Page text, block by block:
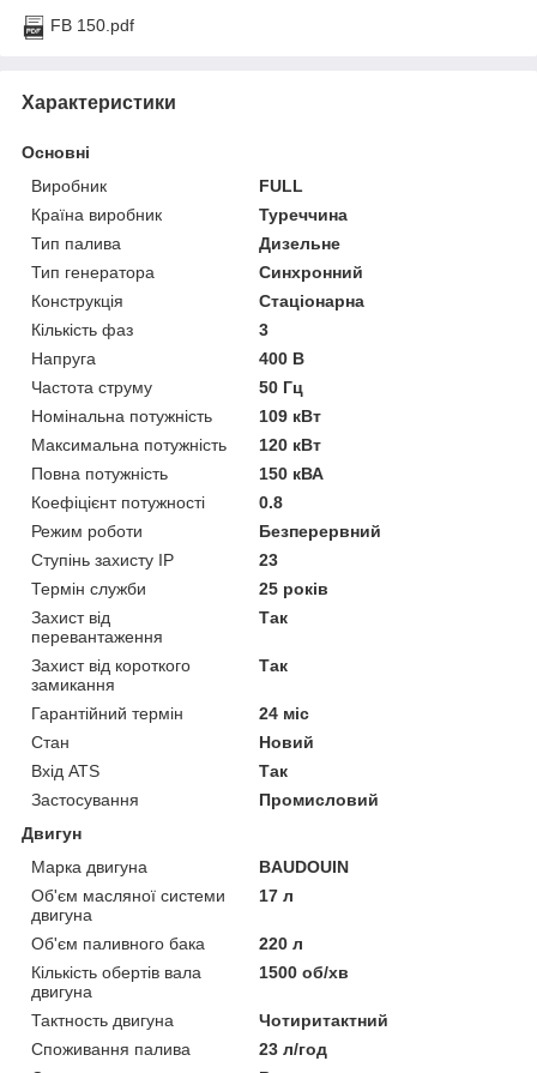
FB 150.pdf
Характеристики
Основні
Виробник
FULL
Країна виробник
Туреччина
Тип палива
Дизельне
Тип генератора
Синхронний
Конструкція
Стаціонарна
Кількість фаз
3
Напруга
400 В
Частота струму
50 Гц
Номінальна потужність
109 кВт
Максимальна потужність
120 кВт
Повна потужність
150 кВА
Коефіцієнт потужності
0.8
Режим роботи
Безперервний
Ступінь захисту IP
23
Термін служби
25 років
Захист від
перевантаження
Так
Захист від короткого
замикання
Так
Гарантійний термін
24 міс
Стан
Новий
Вхід ATS
Так
Застосування
Промисловий
Двигун
Марка двигуна
BAUDOUIN
Об'єм масляної системи
двигуна
17 л
Об'єм паливного бака
220 л
Кількість обертів вала
двигуна
1500 об/хв
Тактность двигуна
Чотиритактний
Споживання палива
23 л/год